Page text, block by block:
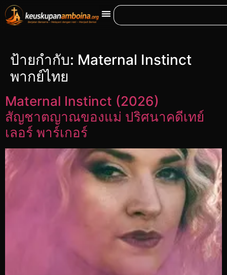
ป้ายกำกับ: Maternal Instinct
พากย์ไทย
Maternal Instinct (2026)
สัญชาตญาณของแม่ ปริศนาคดีเทย์
เลอร์ พาร์เกอร์